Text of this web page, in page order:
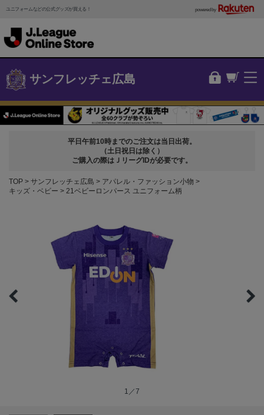
ユニフォームなどの公式グッズが買える！ powered by
サンフレッチェ広島
平日午前10時までのご注文は当日出荷。
（土日祝日は除く）
ご購入の際はＪリーグIDが必要です。
TOP サンフレッチェ広島
アパレル・ファッション小物
キッズ・ベビー
21ベビーロンパース ユニフォーム柄
1／7